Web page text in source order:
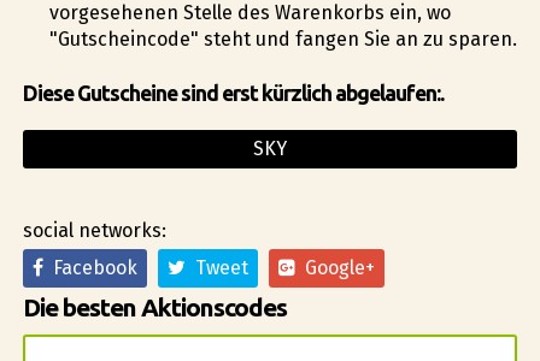
vorgesehenen Stelle des Warenkorbs ein, wo
"Gutscheincode" steht und fangen Sie an zu sparen.
Diese Gutscheine sind erst kürzlich abgelaufen:.
SKY
social networks:
Facebook
Tweet Google+
Die besten Aktionscodes